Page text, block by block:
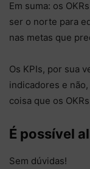
Em suma: os
ser o norte para
nas metas que
Os KPIs, por sua
indicadores e
coisa que os
É possível
Sem dúvidas!